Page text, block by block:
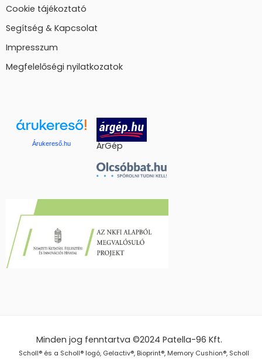
Cookie tájékoztató
Segítség & Kapcsolat
Impresszum
Megfelelőségi nyilatkozatok
Árukereső.hu ÁrGép
Minden jog fenntartva ©2024Patella-96 Kft.
Scholl® és a Scholl® logó, Gelactiv®, Bioprint®, Memory Cushion®, Scholl